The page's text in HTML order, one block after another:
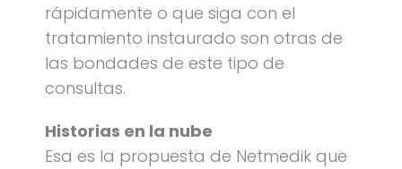
rápidamente o que siga con el
tratamiento instaurado son otras de
las bondades de este tipo de
consultas.
Historias en la nube
Esa es la propuesta de Netmedik que